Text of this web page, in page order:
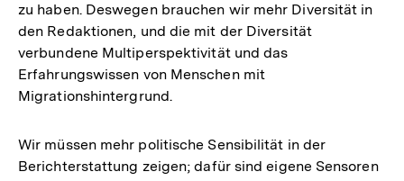
zu haben. Deswegen brauchen wir mehr Diversität in
den Redaktionen, und die mit der Diversität
verbundene Multiperspektivität und das
Erfahrungswissen von Menschen mit
Migrationshintergrund.
Wir müssen mehr politische Sensibilität in der
Berichterstattung zeigen; dafür sind eigene Sensoren